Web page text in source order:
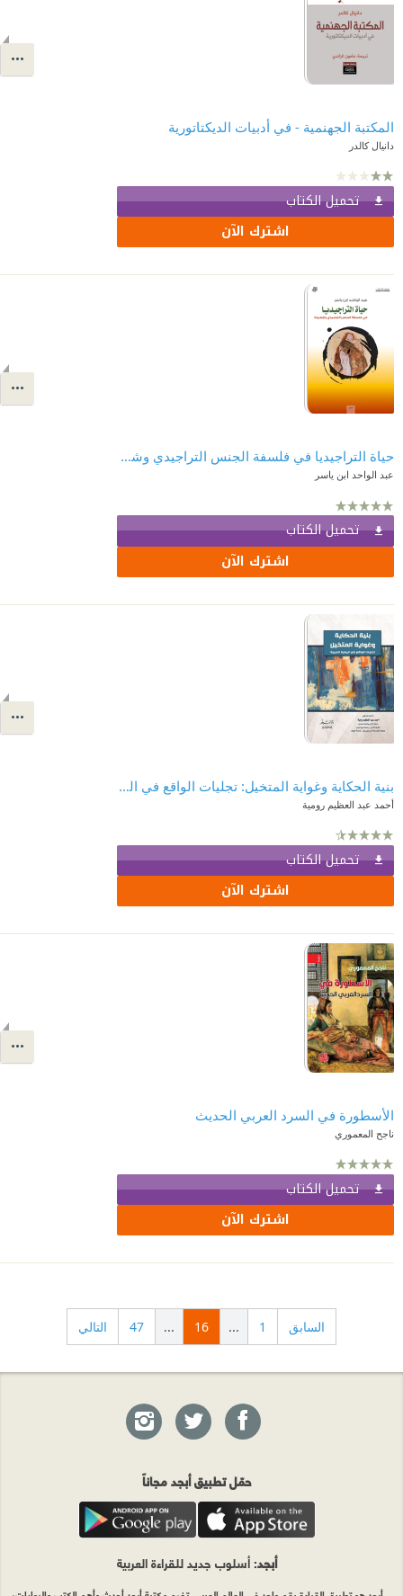
المكتبة الجهنمية - في أدبيات الديكتاتورية
دانيال كالدر
تحميل الكتاب
اشترك الآن
حياة التراجيديا في فلسفة الجنس التراجيدي وشعريته
عبد الواحد ابن ياسر
تحميل الكتاب
اشترك الآن
بنية الحكاية وغواية المتخيل: تجليات الواقع في الرواية العربية
أحمد عبد العظيم رومية
تحميل الكتاب
اشترك الآن
الأسطورة في السرد العربي الحديث
ناجح المعموري
تحميل الكتاب
اشترك الآن
السابق 1
...
16
...
47 التالي
حمّل تطبيق أبجد مجاناً
أبجد: أسلوب جديد للقراءة العربية